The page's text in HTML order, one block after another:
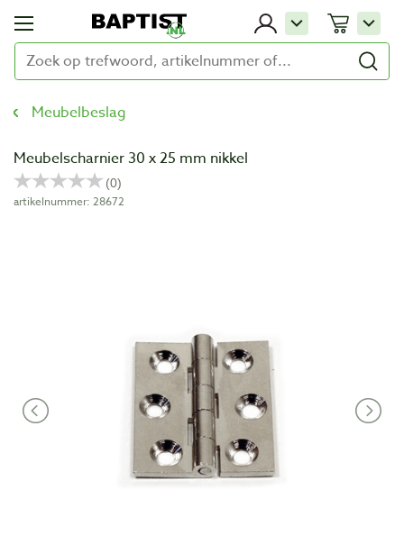
Meubelbeslag
Meubelscharnier 30 x 25 mm nikkel
artikelnummer: 28672